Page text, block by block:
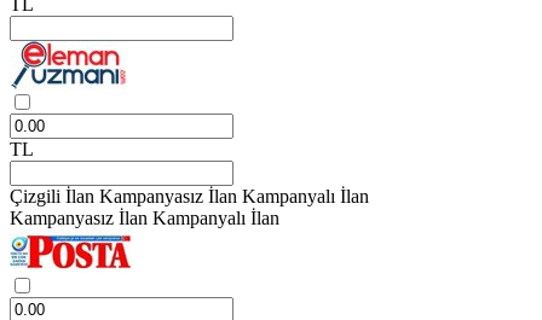
TL
Çizgili İlan Kampanyasız İlan Kampanyalı İlan
Kampanyasız İlan Kampanyalı İlan